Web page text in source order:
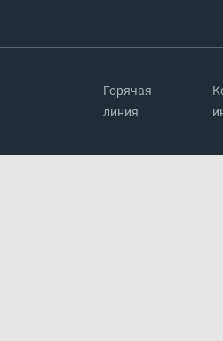
Горячая
линия